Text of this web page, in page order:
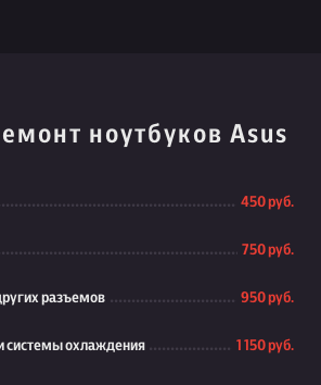
ноутбуков Asus
450 руб.
750 руб.
разъемов 950 руб.
системы охлаждения 1 150 руб.